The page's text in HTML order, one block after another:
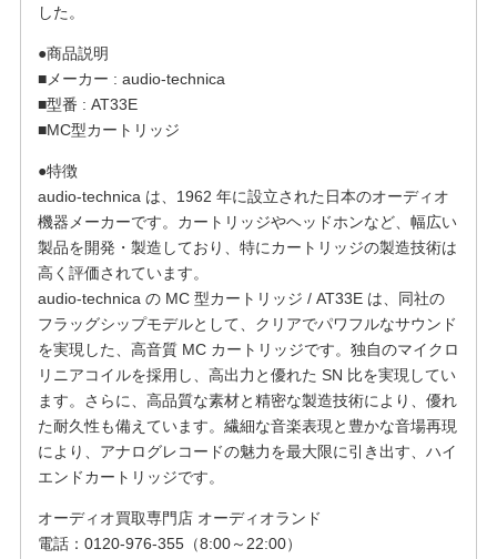
した。
●商品説明
■メーカー : audio-technica
■型番 : AT33E
■MC型カートリッジ
●特徴
audio-technica は、1962 年に設立された日本のオーディオ
機器メーカーです。カートリッジやヘッドホンなど、幅広い
製品を開発・製造しており、特にカートリッジの製造技術は
高く評価されています。
audio-technica の MC 型カートリッジ / AT33E は、同社の
フラッグシップモデルとして、クリアでパワフルなサウンド
を実現した、高音質 MC カートリッジです。独自のマイクロ
リニアコイルを採用し、高出力と優れた SN 比を実現してい
ます。さらに、高品質な素材と精密な製造技術により、優れ
た耐久性も備えています。繊細な音楽表現と豊かな音場再現
により、アナログレコードの魅力を最大限に引き出す、ハイ
エンドカートリッジです。
オーディオ買取専門店 オーディオランド
電話：0120-976-355（8:00～22:00）